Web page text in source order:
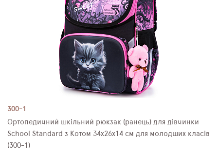
300-1
Ортопедичний шкільний рюкзак (ранець) для дівчинки
School Standard з Котом 34х26х14 см для молодших класів
(300-1)